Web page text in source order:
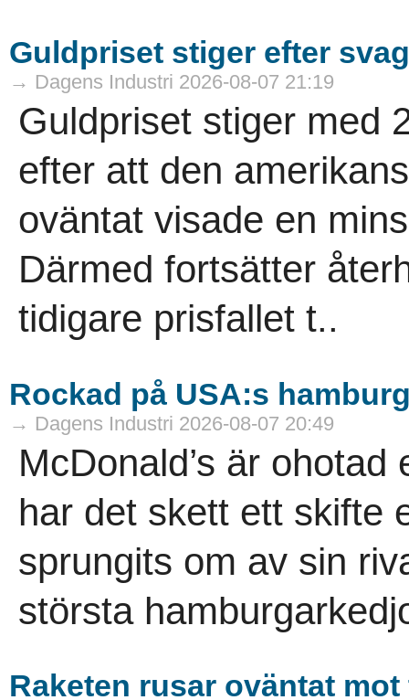
Guldpriset stiger efter
→ Dagens Industri 2026-08-07 21:19
Guldpriset stiger med
efter att den
oväntat visade en
Därmed fortsätter
tidigare prisfallet t..
Rockad på USA:s
→ Dagens Industri 2026-08-07 20:49
McDonald’s är
har det skett ett skifte
sprungits om av sin
största
Raketen rusar oväntat